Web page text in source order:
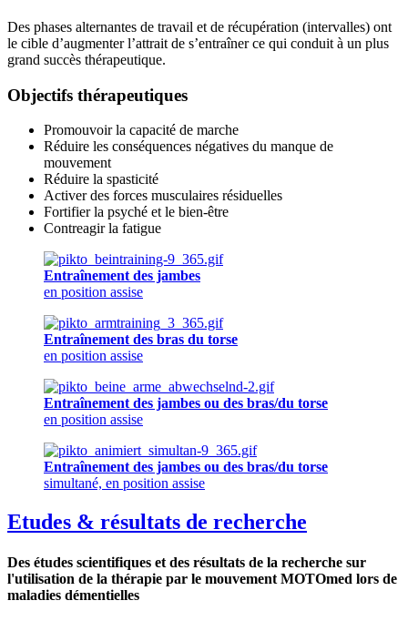
Des phases alternantes de travail et de récupération (intervalles) ont
le cible d’augmenter l’attrait de s’entraîner ce qui conduit à un plus
grand succès thérapeutique.
Objectifs thérapeutiques
Promouvoir la capacité de marche
Réduire les conséquences négatives du manque de
mouvement
Réduire la spasticité
Activer des forces musculaires résiduelles
Fortifier la psyché et le bien-être
Contreagir la fatigue
Entraînement des jambes
en position assise
Entraînement des bras du torse
en position assise
Entraînement des jambes ou des bras/du torse
en position assise
Entraînement des jambes ou des bras/du torse
simultané, en position assise
Etudes & résultats de recherche
Des études scientifiques et des résultats de la recherche sur
l'utilisation de la thérapie par le mouvement MOTOmed lors de
maladies démentielles